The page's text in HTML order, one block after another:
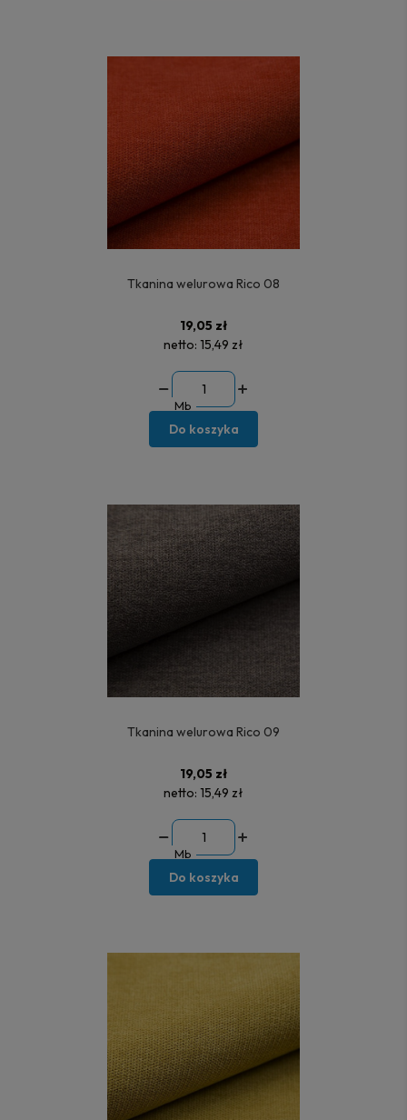
Tkanina welurowa Rico 08
19,05 zł
netto: 15,49 zł
Mb
Do koszyka
Tkanina welurowa Rico 09
19,05 zł
netto: 15,49 zł
Mb
Do koszyka